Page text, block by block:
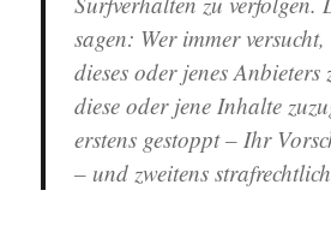
sagen: Wer immer
dieses oder jenes
diese oder jene Inhalte
erstens gestoppt – Ihr
– und zweitens